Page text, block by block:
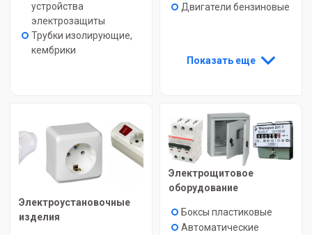
устройства
электрозащиты
Трубки изолирующие,
кембрики
Двигатели бензиновые
Показать еще
Электроустановочные
изделия
Электрощитовое
оборудование
Боксы пластиковые
Автоматические